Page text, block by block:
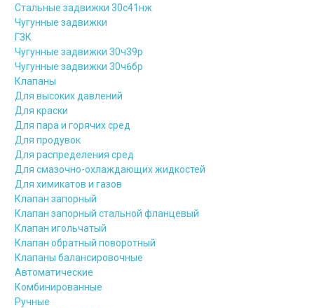
Стальные задвижки 30с41нж
Чугунные задвижки
ГЗК
Чугунные задвижки 30ч39р
Чугунные задвижки 30ч6бр
Клапаны
Для высоких давлений
Для краски
Для пара и горячих сред
Для продувок
Для распределения сред
Для смазочно-охлаждающих жидкостей
Для химикатов и газов
Клапан запорный
Клапан запорный стальной фланцевый
Клапан игольчатый
Клапан обратный поворотный
Клапаны балансировочные
Автоматические
Комбинированные
Ручные